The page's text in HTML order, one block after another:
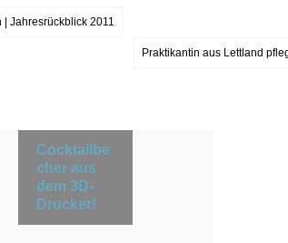
Jahresrückblick 2011
Praktikantin aus Lettland
Cocktailbe
cher aus
dem 3D-
Drucker!